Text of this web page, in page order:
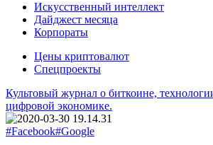
Искусственный интеллект
Дайджест месяца
Корпораты
Цены криптовалют
Спецпроекты
Культовый журнал о биткоине,
цифровой экономике.
#Facebook#Google